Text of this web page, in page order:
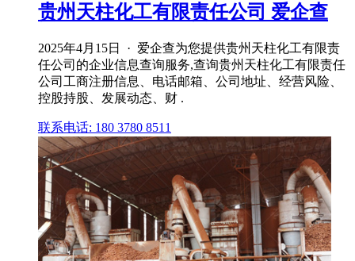
贵州天柱化工有限责任公司 爱企查
2025年4月15日 · 爱企查为您提供贵州天柱化工有限责
任公司的企业信息查询服务,查询贵州天柱化工有限责任
公司工商注册信息、电话邮箱、公司地址、经营风险、
控股持股、发展动态、财 .
联系电话: 180 3780 8511